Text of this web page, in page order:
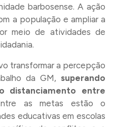
barbosense. A ação
a população e ampliar a
meio de atividades de
transformar a percepção
da GM, superando
distanciamento entre
as metas estão o
educativas em escolas